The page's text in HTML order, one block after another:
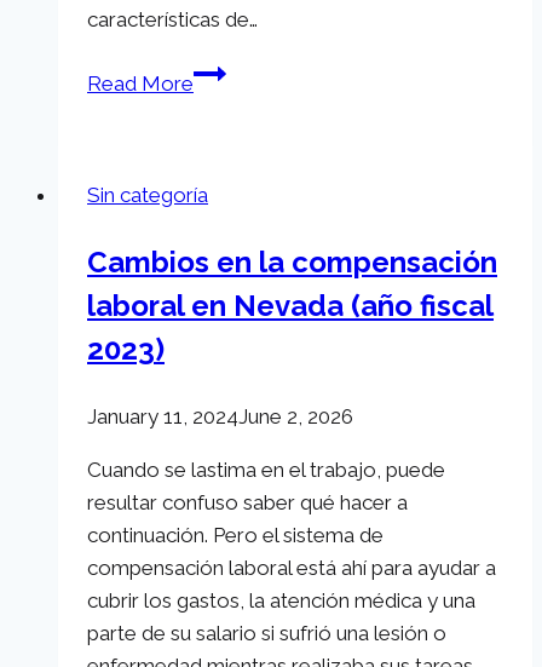
características de…
Read MoreLas
seguridad
automóviles
del
Sin categoría
Cambios en la compensación
laboral en Nevada (año fiscal
2023)
January 11, 2024June 2, 2026
Cuando se lastima en el trabajo, puede
resultar confuso saber qué hacer a
continuación. Pero el sistema de
compensación laboral está ahí para ayudar a
cubrir los gastos, la atención médica y una
parte de su salario si sufrió una lesión o